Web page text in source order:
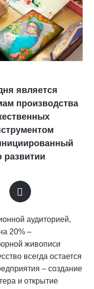
является
производства
развитии
аудиторией,
20% –
живописи
всегда остается
– создание
и открытие